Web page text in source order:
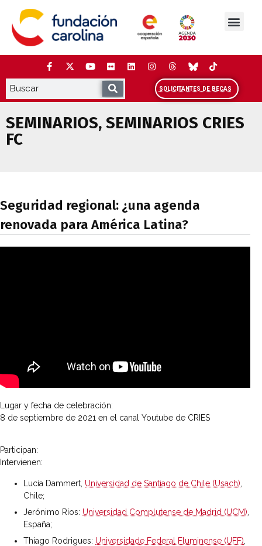
contenido
SOLICITANTES DE BECAS
SEMINARIOS, SEMINARIOS CRIES
FC
Seguridad regional: ¿una agenda
Seguridad regional: ¿una agenda
renovada para América Latina?
Lugar y fecha de celebración:
8 de septiembre de 2021 en el canal Youtube de CRIES
Participan:
Intervienen:
Lucía Dammert, Universidad de Santiago de Chile (Usach)
Chile;
Jerónimo Ríos: Universidad Complutense de Madrid (UCM)
España;
Thiago Rodrigues: Universidade Federal Fluminense (UFF)